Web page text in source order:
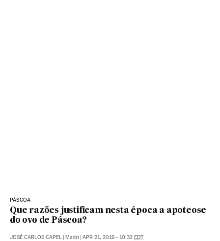
PÁSCOA
Que razões justificam nesta época a apoteose
do ovo de Páscoa?
JOSÉ CARLOS CAPEL | Madri | APR 21, 2019 - 10:32 EDT